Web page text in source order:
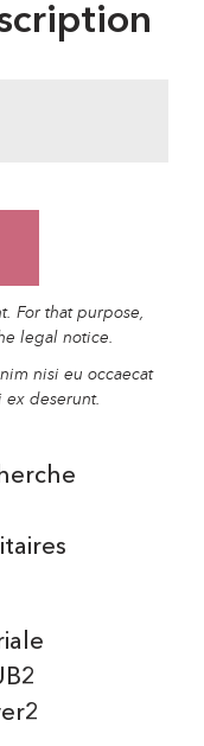
For that purpose,
legal notice.
nisi eu occaecat
deserunt.